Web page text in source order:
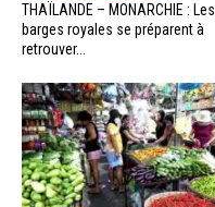
THAÏLANDE – MONARCHIE : Les
barges royales se préparent à
retrouver...